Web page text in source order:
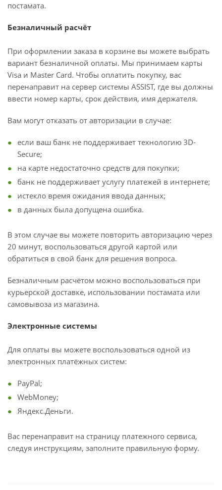
постамата.
Безналичный расчёт
При оформлении заказа в корзине вы можете выбрать
вариант безналичной оплаты. Мы принимаем карты
Visa и Master Card. Чтобы оплатить покупку, вас
перенаправит на сервер системы ASSIST, где вы должны
ввести номер карты, срок действия, имя держателя.
Вам могут отказать от авторизации в случае:
если ваш банк не поддерживает технологию 3D-
Secure;
на карте недостаточно средств для покупки;
банк не поддерживает услугу платежей в интернете;
истекло время ожидания ввода данных;
в данных была допущена ошибка.
В этом случае вы можете повторить авторизацию через
20 минут, воспользоваться другой картой или
обратиться в свой банк для решения вопроса.
Безналичным расчётом можно воспользоваться при
курьерской доставке, использовании постамата или
самовывоза из магазина.
Электронные системы
Для оплаты вы можете воспользоваться одной из
электронных платёжных систем:
PayPal;
WebMoney;
Яндекс.Деньги.
Вас перенаправит на страницу платежного сервиса,
следуя инструкциям, заполните правильную форму.